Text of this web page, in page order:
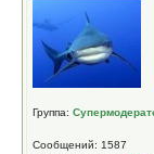
Группа:
Сообщений: 1587